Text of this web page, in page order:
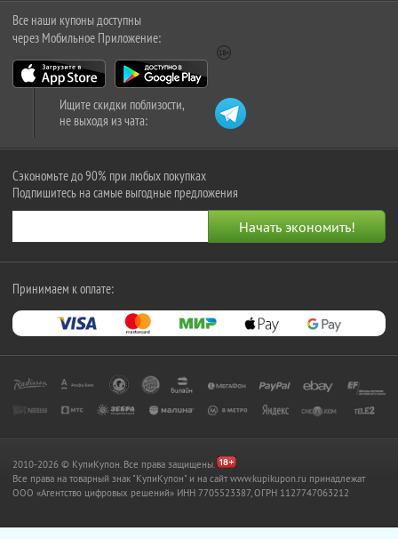
Все наши купоны доступны
через Мобильное Приложение:
Ищите скидки поблизости,
не выходя из чата:
Сэкономьте до 90% при любых покупках
Подпишитесь на самые выгодные предложения
Принимаем к оплате:
2010-2026 © КупиКупон. Все права защищены.
Все права на товарный знак "КупиКупон" и на сайт www.kupikupon.ru принадлежат
OOO «Агентство цифровых решений» ИНН 7705523387, ОГРН 1127747063212